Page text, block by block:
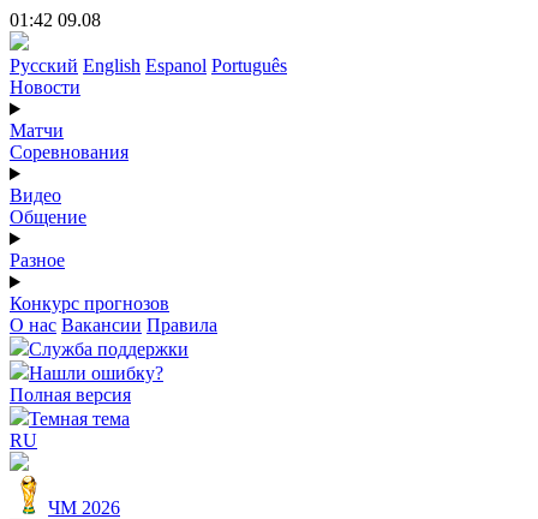
01:42 09.08
Русский English Espanol Português
Новости
Матчи
Соревнования
Видео
Общение
Разное
Конкурс прогнозов
О нас Вакансии Правила
Служба поддержки
Нашли ошибку?
Полная версия
Темная тема
RU
ЧМ 2026